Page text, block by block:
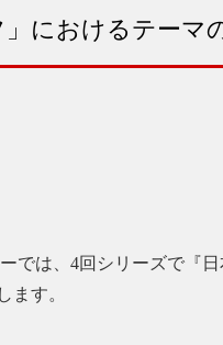
」におけるテーマ
では、4回シリーズで『
ます。